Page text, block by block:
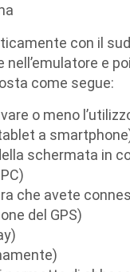
con il
e
come segue:
o meno
a
schermata in
che avete
del GPS)